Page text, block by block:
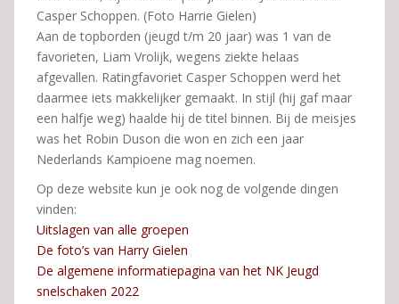
Casper Schoppen. (Foto Harrie Gielen)
Aan de topborden (jeugd t/m 20 jaar) was 1 van de
favorieten, Liam Vrolijk, wegens ziekte helaas
afgevallen. Ratingfavoriet Casper Schoppen werd het
daarmee iets makkelijker gemaakt. In stijl (hij gaf maar
een halfje weg) haalde hij de titel binnen. Bij de meisjes
was het Robin Duson die won en zich een jaar
Nederlands Kampioene mag noemen.
Op deze website kun je ook nog de volgende dingen
vinden:
Uitslagen van alle groepen
De foto’s van Harry Gielen
De algemene informatiepagina van het NK Jeugd
snelschaken 2022